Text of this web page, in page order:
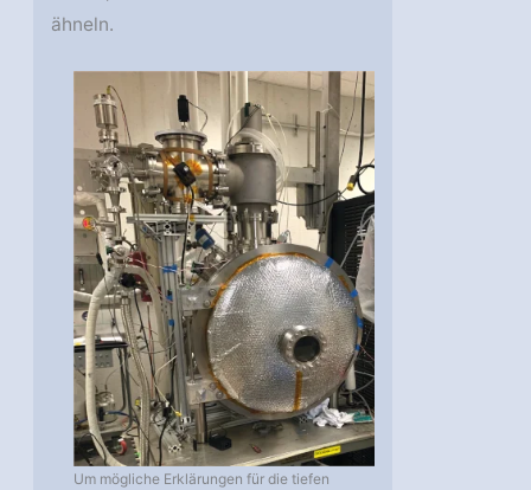
ähneln.
Um mögliche Erklärungen für die tiefen